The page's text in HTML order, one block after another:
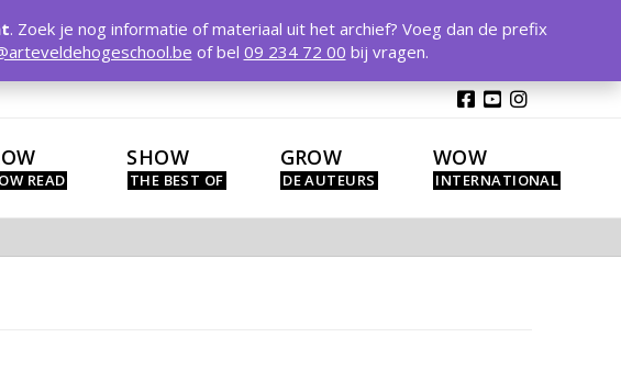
SHOW GROW WOW
. Zoek je nog informatie of materiaal uit het archief? Voeg dan de prefix
of bel 09 234 72 00 bij vragen.